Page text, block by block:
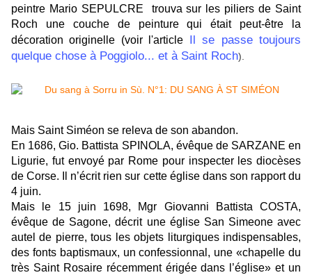
peintre Mario SEPULCRE trouva sur les piliers de Saint
Roch une couche de peinture qui était peut-être la
décoration originelle (voir l'article
Il se passe toujours
quelque chose à Poggiolo... et à Saint Roch).
Mais Saint Siméon se releva de son abandon.
En 1686, Gio. Battista SPINOLA, évêque de SARZANE en
Ligurie, fut envoyé par Rome pour inspecter les diocèses
de Corse. Il n’écrit rien sur cette église dans son rapport du
4 juin.
Mais le 15 juin 1698, Mgr Giovanni Battista COSTA,
évêque de Sagone, décrit une église San Simeone avec
autel de pierre, tous les objets liturgiques indispensables,
des fonts baptismaux, un confessionnal, une «chapelle du
très Saint Rosaire récemment érigée dans l’église» et un